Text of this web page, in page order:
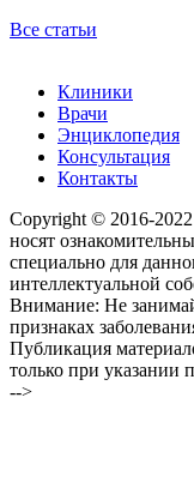
Все статьи
Клиники
Врачи
Энциклопедия
Консультация
Контакты
Copyright © 2016-2022
носят
специально для
интеллектуальной
Внимание: Не
признаках
Публикация
только при указании
-->